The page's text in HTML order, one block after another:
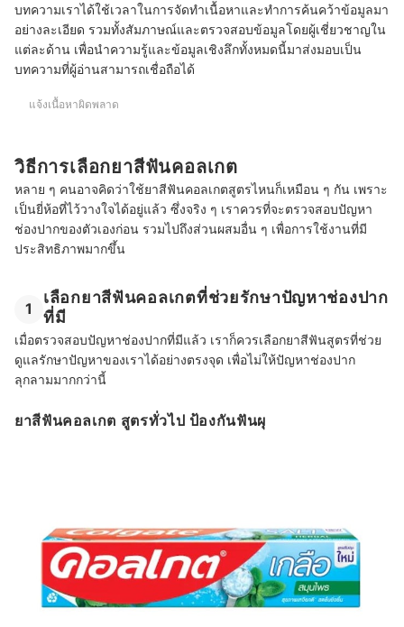
บทความเราได้ใช้เวลาในการจัดทำเนื้อหาและทำการค้นคว้าข้อมูลมา
อย่างละเอียด รวมทั้งสัมภาษณ์และตรวจสอบข้อมูลโดยผู้เชี่ยวชาญใน
แต่ละด้าน เพื่อนำความรู้และข้อมูลเชิงลึกทั้งหมดนี้มาส่งมอบเป็น
บทความที่ผู้อ่านสามารถเชื่อถือได้
แจ้งเนื้อหาผิดพลาด
วิธีการเลือกยาสีฟันคอลเกต
หลาย ๆ คนอาจคิดว่าใช้ยาสีฟันคอลเกตสูตรไหนก็เหมือน ๆ กัน เพราะ
เป็นยี่ห้อที่ไว้วางใจได้อยู่แล้ว ซึ่งจริง ๆ เราควรที่จะตรวจสอบปัญหา
ช่องปากของตัวเองก่อน รวมไปถึงส่วนผสมอื่น ๆ เพื่อการใช้งานที่มี
ประสิทธิภาพมากขึ้น
1
เลือกยาสีฟันคอลเกตที่ช่วยรักษาปัญหาช่องปาก
ที่มี
เมื่อตรวจสอบปัญหาช่องปากที่มีแล้ว เราก็ควรเลือกยาสีฟันสูตรที่ช่วย
ดูแลรักษาปัญหาของเราได้อย่างตรงจุด เพื่อไม่ให้ปัญหาช่องปาก
ลุกลามมากกว่านี้
ยาสีฟันคอลเกต สูตรทั่วไป ป้องกันฟันผุ